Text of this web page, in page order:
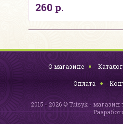
260 р.
О магазине Каталог
Оплата
2015 - 2026 © Tutsyk - магазин